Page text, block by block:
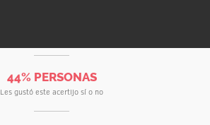
44% PERSONAS
Les gustó este acertijo sí o no